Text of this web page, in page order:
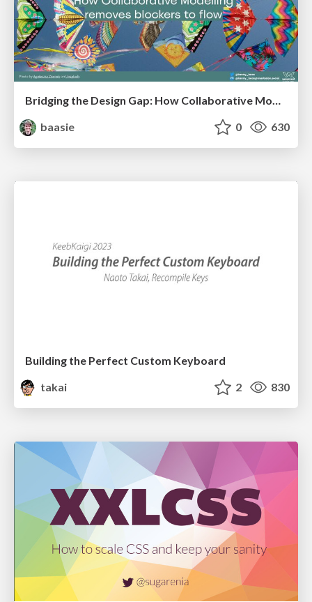
Bridging the Design Gap: How Collaborative Modelling removes blockers to flow between stakeholders and teams @FastFlow conf
baasie
0 630
Building the Perfect Custom Keyboard
takai
2 830